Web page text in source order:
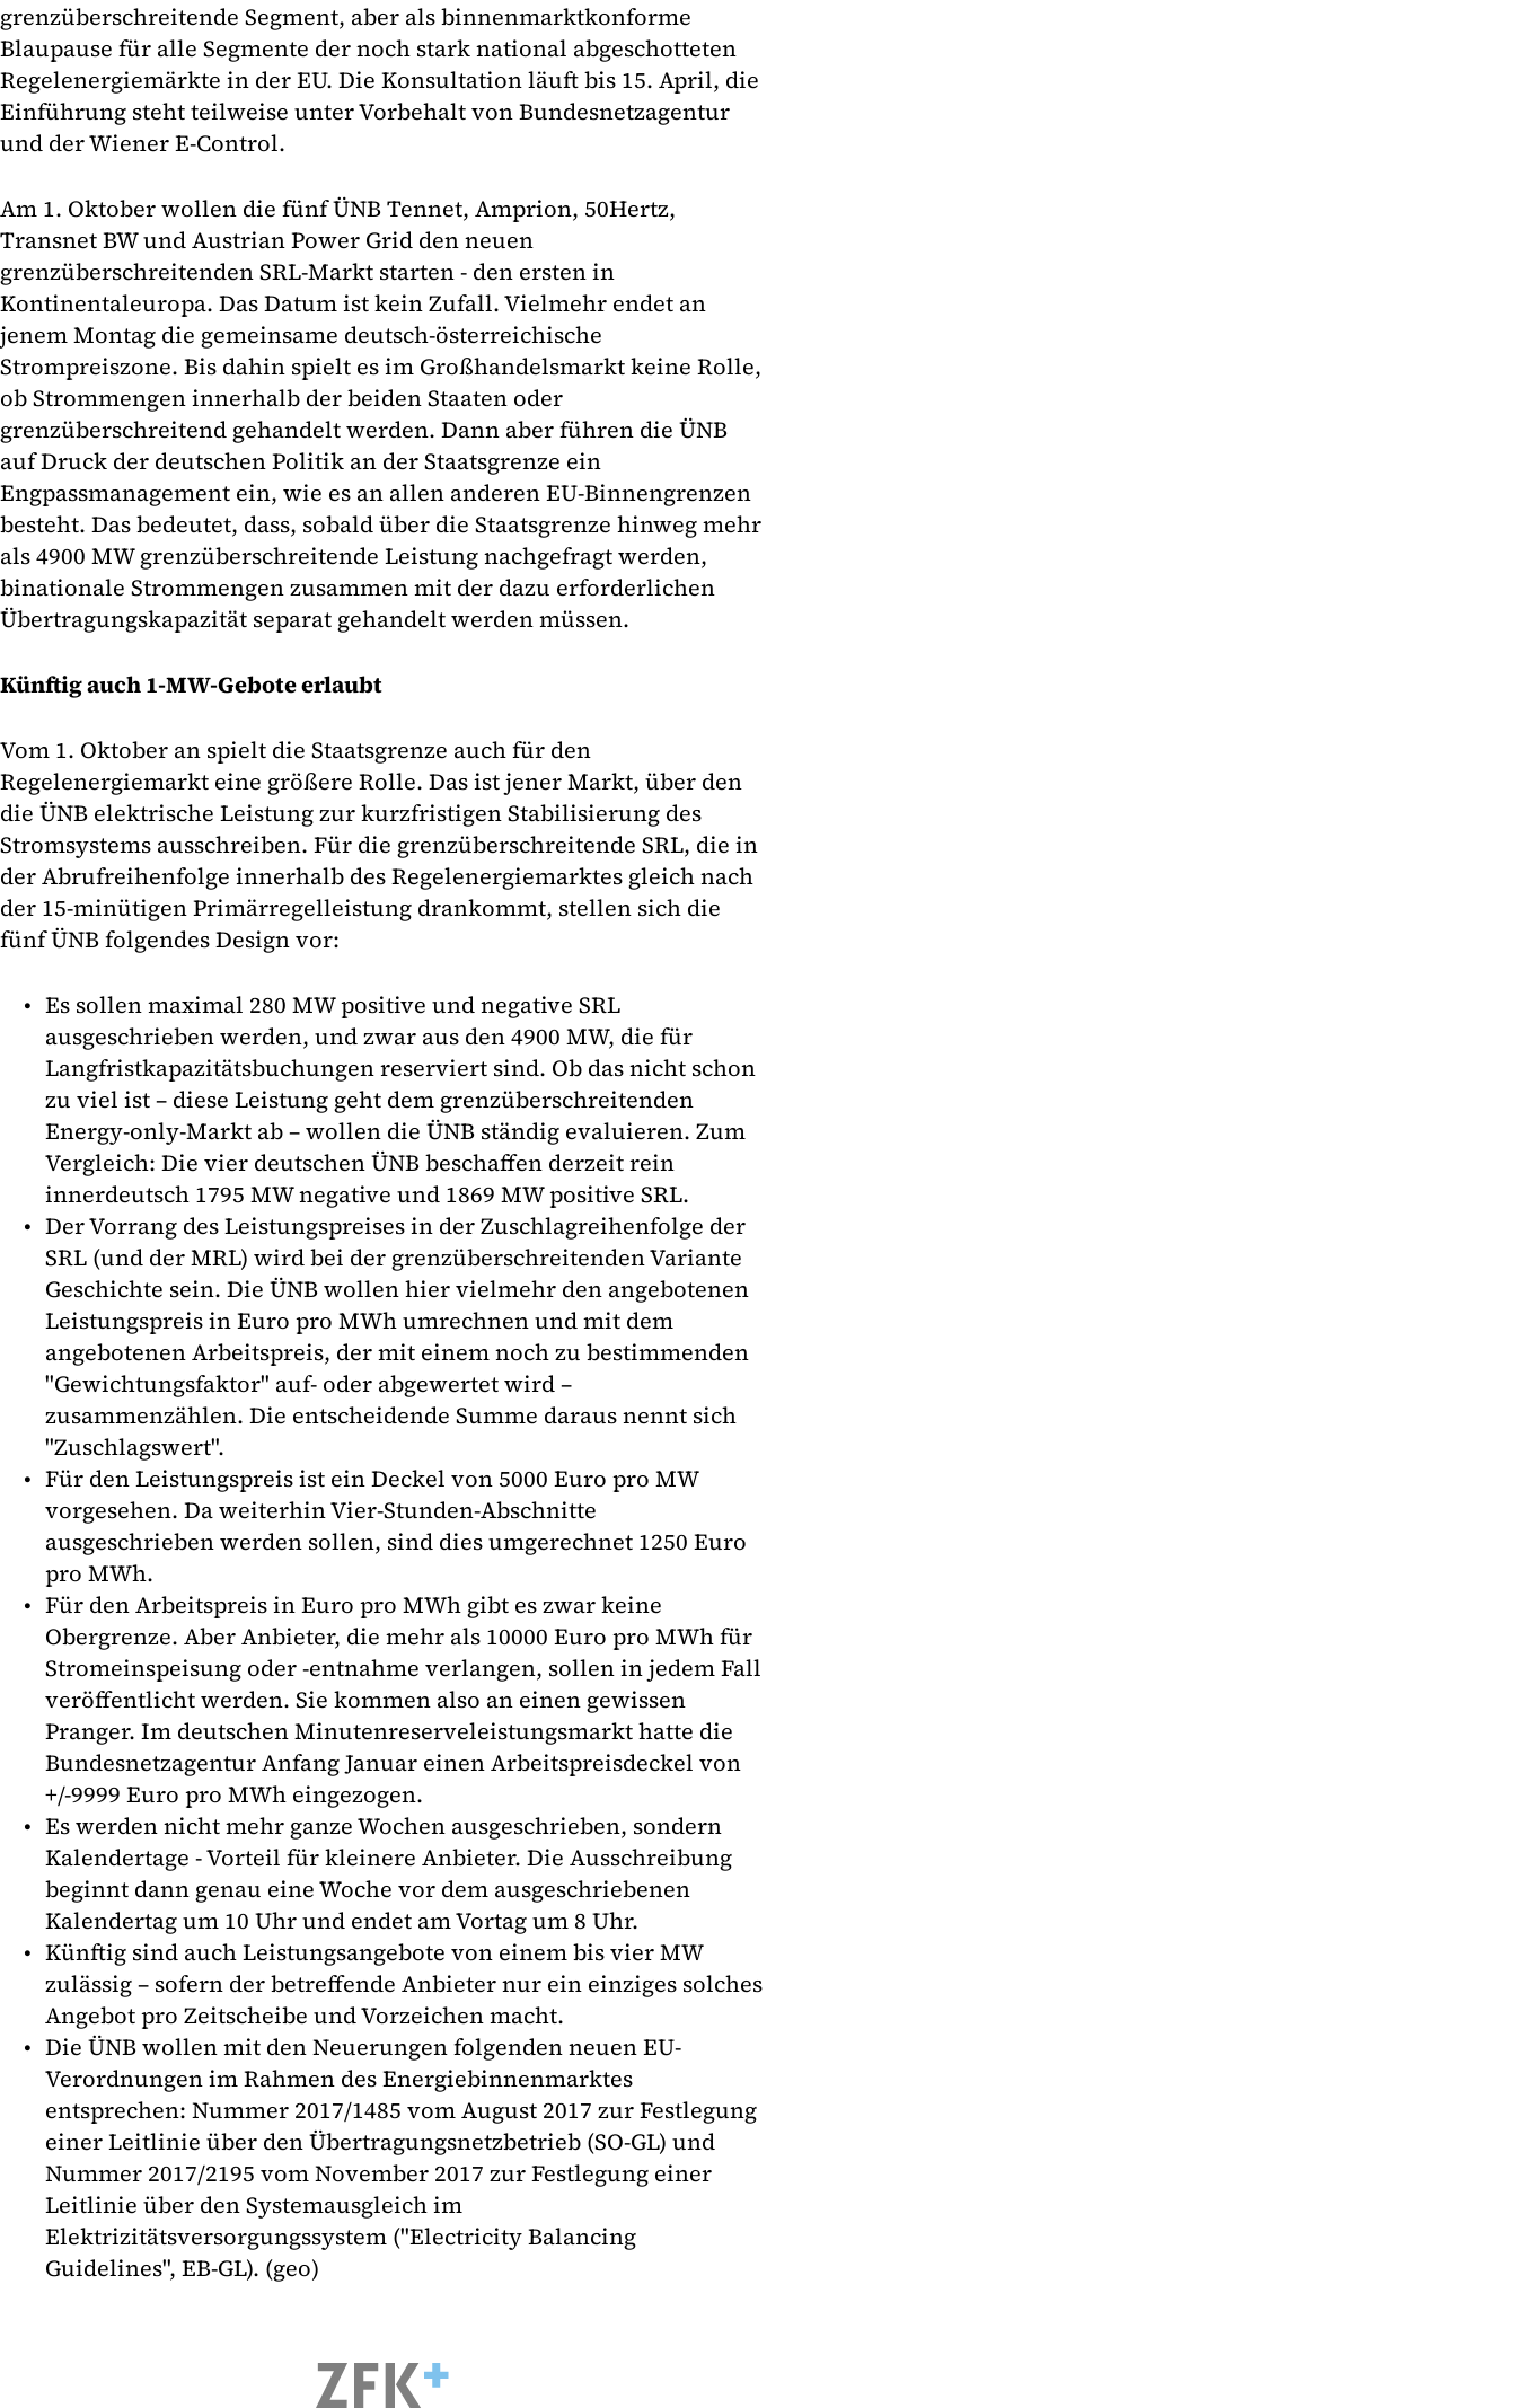
grenzüberschreitende Segment, aber als binnenmarktkonforme
Blaupause für alle Segmente der noch stark national abgeschotteten
Regelenergiemärkte in der EU. Die Konsultation läuft bis 15. April, die
Einführung steht teilweise unter Vorbehalt von Bundesnetzagentur
und der Wiener E-Control.
Am 1. Oktober wollen die fünf ÜNB Tennet, Amprion, 50Hertz,
Transnet BW und Austrian Power Grid den neuen
grenzüberschreitenden SRL-Markt starten - den ersten in
Kontinentaleuropa. Das Datum ist kein Zufall. Vielmehr endet an
jenem Montag die gemeinsame deutsch-österreichische
Strompreiszone. Bis dahin spielt es im Großhandelsmarkt keine Rolle,
ob Strommengen innerhalb der beiden Staaten oder
grenzüberschreitend gehandelt werden. Dann aber führen die ÜNB
auf Druck der deutschen Politik an der Staatsgrenze ein
Engpassmanagement ein, wie es an allen anderen EU-Binnengrenzen
besteht. Das bedeutet, dass, sobald über die Staatsgrenze hinweg mehr
als 4900 MW grenzüberschreitende Leistung nachgefragt werden,
binationale Strommengen zusammen mit der dazu erforderlichen
Übertragungskapazität separat gehandelt werden müssen.
Künftig auch 1-MW-Gebote erlaubt
Vom 1. Oktober an spielt die Staatsgrenze auch für den
Regelenergiemarkt eine größere Rolle. Das ist jener Markt, über den
die ÜNB elektrische Leistung zur kurzfristigen Stabilisierung des
Stromsystems ausschreiben. Für die grenzüberschreitende SRL, die in
der Abrufreihenfolge innerhalb des Regelenergiemarktes gleich nach
der 15-minütigen Primärregelleistung drankommt, stellen sich die
fünf ÜNB folgendes Design vor:
Es sollen maximal 280 MW positive und negative SRL
ausgeschrieben werden, und zwar aus den 4900 MW, die für
Langfristkapazitätsbuchungen reserviert sind. Ob das nicht schon
zu viel ist – diese Leistung geht dem grenzüberschreitenden
Energy-only-Markt ab – wollen die ÜNB ständig evaluieren. Zum
Vergleich: Die vier deutschen ÜNB beschaffen derzeit rein
innerdeutsch 1795 MW negative und 1869 MW positive SRL.
Der Vorrang des Leistungspreises in der Zuschlagreihenfolge der
SRL (und der MRL) wird bei der grenzüberschreitenden Variante
Geschichte sein. Die ÜNB wollen hier vielmehr den angebotenen
Leistungspreis in Euro pro MWh umrechnen und mit dem
angebotenen Arbeitspreis, der mit einem noch zu bestimmenden
"Gewichtungsfaktor" auf- oder abgewertet wird –
zusammenzählen. Die entscheidende Summe daraus nennt sich
"Zuschlagswert".
Für den Leistungspreis ist ein Deckel von 5000 Euro pro MW
vorgesehen. Da weiterhin Vier-Stunden-Abschnitte
ausgeschrieben werden sollen, sind dies umgerechnet 1250 Euro
pro MWh.
Für den Arbeitspreis in Euro pro MWh gibt es zwar keine
Obergrenze. Aber Anbieter, die mehr als 10000 Euro pro MWh für
Stromeinspeisung oder -entnahme verlangen, sollen in jedem Fall
veröffentlicht werden. Sie kommen also an einen gewissen
Pranger. Im deutschen Minutenreserveleistungsmarkt hatte die
Bundesnetzagentur Anfang Januar einen Arbeitspreisdeckel von
+/-9999 Euro pro MWh eingezogen.
Es werden nicht mehr ganze Wochen ausgeschrieben, sondern
Kalendertage - Vorteil für kleinere Anbieter. Die Ausschreibung
beginnt dann genau eine Woche vor dem ausgeschriebenen
Kalendertag um 10 Uhr und endet am Vortag um 8 Uhr.
Künftig sind auch Leistungsangebote von einem bis vier MW
zulässig – sofern der betreffende Anbieter nur ein einziges solches
Angebot pro Zeitscheibe und Vorzeichen macht.
Die ÜNB wollen mit den Neuerungen folgenden neuen EU-
Verordnungen im Rahmen des Energiebinnenmarktes
entsprechen: Nummer 2017/1485 vom August 2017 zur Festlegung
einer Leitlinie über den Übertragungsnetzbetrieb (SO-GL) und
Nummer 2017/2195 vom November 2017 zur Festlegung einer
Leitlinie über den Systemausgleich im
Elektrizitätsversorgungssystem ("Electricity Balancing
Guidelines", EB-GL). (geo)